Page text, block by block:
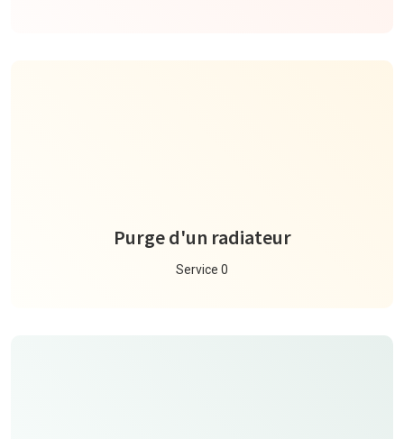
Purge d'un radiateur
Service 0